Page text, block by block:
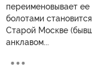
переименовывает
болотами
Старой Москве
анклавом...